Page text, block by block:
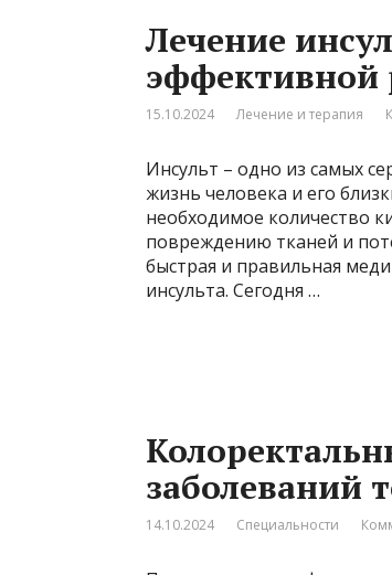
Лечение
эффективной
15.10.2024 Лечение и терапия
Инсульт – одно из самых
жизнь человека и его
необходимое количество
повреждению тканей и
быстрая и правильная
инсульта. Сегодня …
заболеваний
14.10.2024 Специальности